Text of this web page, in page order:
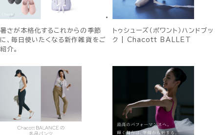
暑さが本格化するこれからの季節
に、毎日使いたくなる新作雑貨をご
紹介。
トゥシューズ（ポワント）ハンドブッ
ク | Chacott BALLET